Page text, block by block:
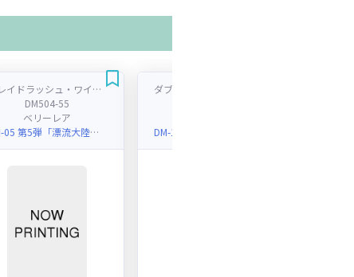
ブレイドラッシュ・ワイバーンδ
DM504-55
ベリーレア
DM-05 第5弾「漂流大陸の末裔(リターン・オブ・ザ・サバイバー)」